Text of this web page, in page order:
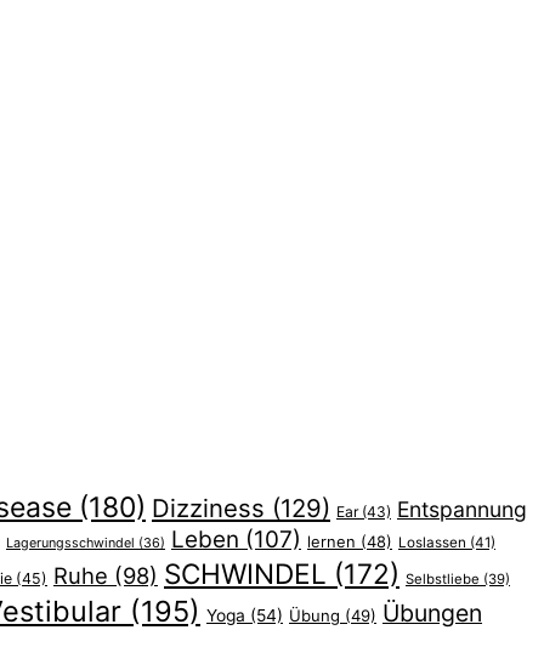
(180) Dizziness (129) Ear(43) Entspannung
Lagerungsschwindel (36) Leben (107) lernen (48) Loslassen (41)
(45) Ruhe (98) SCHWINDEL (172) Selbstliebe (39)
(195) Yoga (54) Übung (49) Übungen